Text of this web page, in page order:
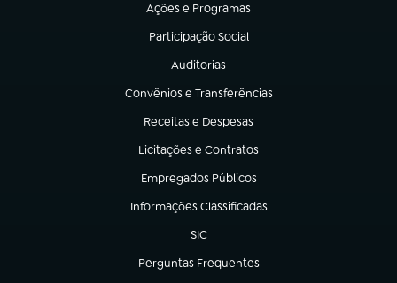
Ações e Programas
(abre em nova aba)
Participação Social
(abre em nova aba)
Auditorias
(abre em nova aba)
Convênios e Transferências
(abre em nova aba)
Receitas e Despesas
(abre em nova aba)
Licitações e Contratos
(abre em nova aba)
Empregados Públicos
(abre em nova aba)
Informações Classificadas
(abre em nova aba)
SIC
(abre em nova aba)
Perguntas Frequentes
(abre em nova aba)